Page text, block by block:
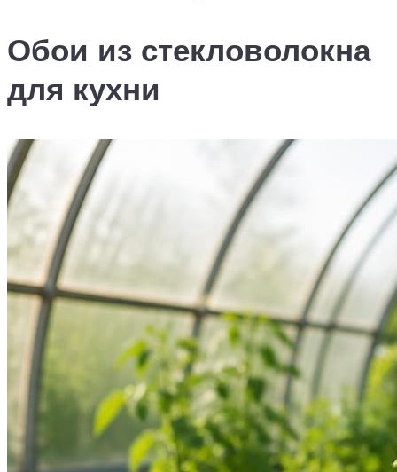
Обои из стекловолокна
для кухни